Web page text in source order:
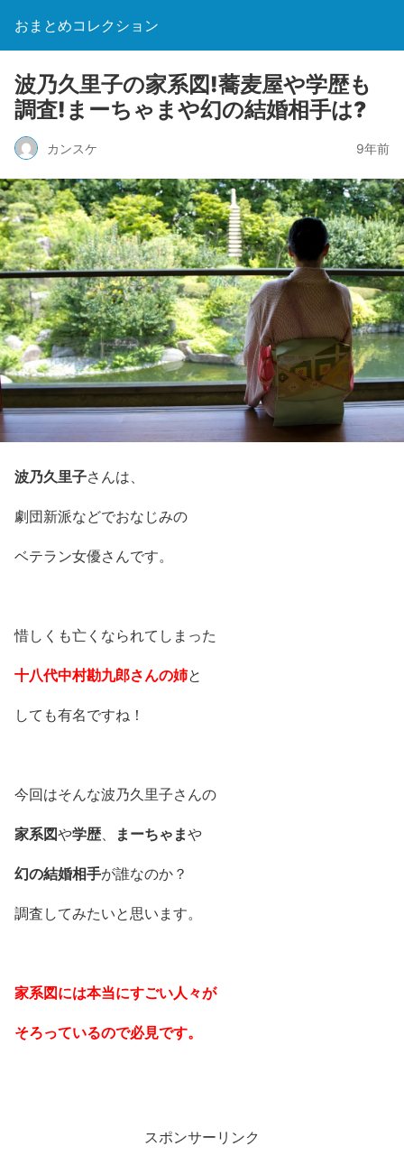
おまとめコレクション
波乃久里子の家系図!蕎麦屋や学歴も
調査!まーちゃまや幻の結婚相手は?
カンスケ 9年前
波乃久里子さんは、
劇団新派などでおなじみの
ベテラン女優さんです。
惜しくも亡くなられてしまった
十八代中村勘九郎さんの姉と
しても有名ですね！
今回はそんな波乃久里子さんの
家系図や学歴、 まーちゃまや
幻の結婚相手が誰なのか？
調査してみたいと思います。
家系図には本当にすごい人々が
そろっているので必見です。
スポンサーリンク